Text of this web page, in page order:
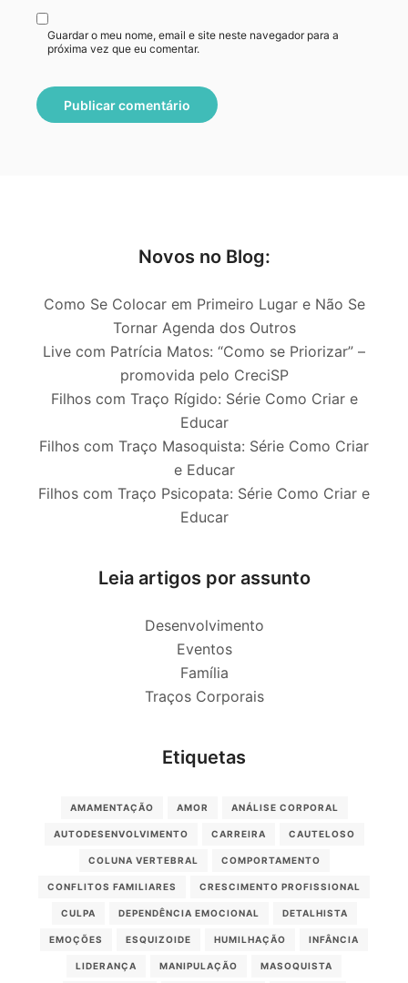
Guardar o meu nome, email e site neste navegador para a
próxima vez que eu comentar.
Novos no Blog:
Como Se Colocar em Primeiro Lugar e Não Se
Tornar Agenda dos Outros
Live com Patrícia Matos: “Como se Priorizar” –
promovida pelo CreciSP
Filhos com Traço Rígido: Série Como Criar e
Educar
Filhos com Traço Masoquista: Série Como Criar
e Educar
Filhos com Traço Psicopata: Série Como Criar e
Educar
Leia artigos por assunto
Desenvolvimento
Eventos
Família
Traços Corporais
Etiquetas
AMAMENTAÇÃO AMOR ANÁLISE CORPORAL
AUTODESENVOLVIMENTO CARREIRA CAUTELOSO
COLUNA VERTEBRAL COMPORTAMENTO
CONFLITOS FAMILIARES CRESCIMENTO PROFISSIONAL
CULPA DEPENDÊNCIA EMOCIONAL DETALHISTA
EMOÇÕES ESQUIZOIDE HUMILHAÇÃO INFÂNCIA
LIDERANÇA MANIPULAÇÃO MASOQUISTA